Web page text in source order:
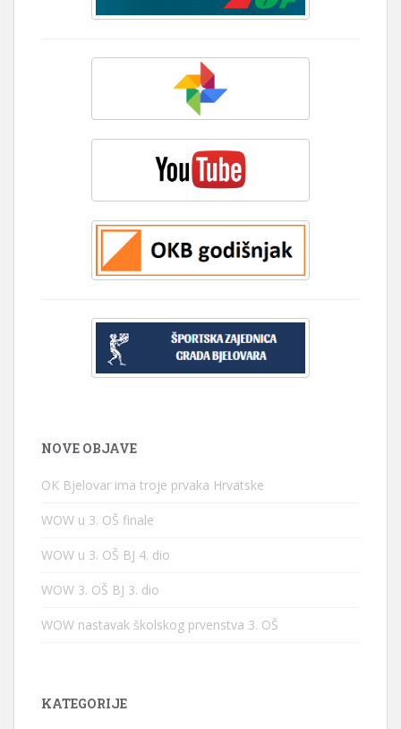
NOVE OBJAVE
OK Bjelovar ima troje prvaka Hrvatske
WOW u 3. OŠ finale
WOW u 3. OŠ BJ 4. dio
WOW 3. OŠ BJ 3. dio
WOW nastavak školskog prvenstva 3. OŠ
KATEGORIJE